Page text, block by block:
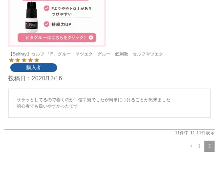
【Selfray】セルフ 「F」グルー マツエク グルー 低刺激 セルフマツエク
購入者
投稿日 2020/12/16
サラッとしてるので着くのか半信半疑でしたが簡単につけることが出来ました
初心者でも扱いやすかったです
11件中 11-11件表示
1 2